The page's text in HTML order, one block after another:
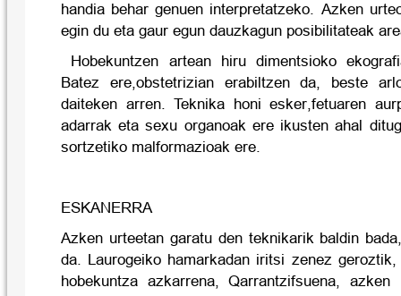
handia behar genuen interpretatzeko. Azken
egin du eta gaur egun dauzkagun posibilitateak
Hobekuntzen artean hiru dimentsioko
Batez ere,obstetrizian erabiltzen da, beste
daiteken arren. Teknika honi esker,fetuaren
adarrak eta sexu organoak ere ikusten ahal
sortzetiko malformazioak ere.
ESKANERRA
Azken urteetan garatu den teknikarik baldin
da. Laurogeiko hamarkadan iritsi zenez
hobekuntza azkarrena, Qarrantzifsuena,